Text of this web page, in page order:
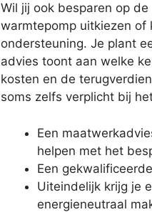
Wil jij ook besparen op
warmtepomp uitkiezen of
ondersteuning. Je plant
advies toont aan welke
kosten en de
soms zelfs verplicht bij
Een
helpen met het
Een
Uiteindelijk krijg je
energieneutraal